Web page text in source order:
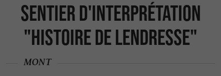
Sentier d'interprétation
"Histoire de Lendresse"
MONT